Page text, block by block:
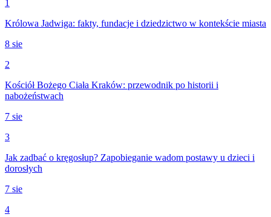
1
Królowa Jadwiga: fakty, fundacje i dziedzictwo w kontekście miasta
8 sie
2
Kościół Bożego Ciała Kraków: przewodnik po historii i
nabożeństwach
7 sie
3
Jak zadbać o kręgosłup? Zapobieganie wadom postawy u dzieci i
dorosłych
7 sie
4